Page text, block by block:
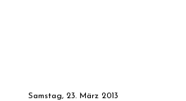
Samstag, 23. März 2013